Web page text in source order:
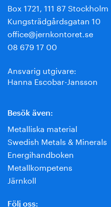
Box 1721, 111 87 Stockholm
Kungsträdgårdsgatan 10
office@jernkontoret.se
08 679 17 00
Ansvarig utgivare:
Hanna Escobar-Jansson
Besök även:
Metalliska material
Swedish Metals & Minerals
Energihandboken
Metallkompetens
Järnkoll
Följ oss: